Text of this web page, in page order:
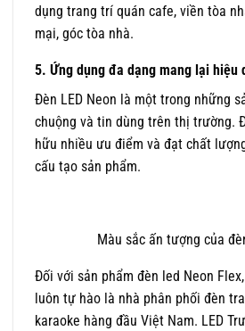
dụng trang trí quán cafe, viền tòa
mại, góc tòa nhà.
5. Ứng dụng đa dạng mang lại hiệu
Đèn LED Neon là một trong những
chuộng và tin dùng trên thị trường.
hữu nhiều ưu điểm và đạt chất
cấu tạo sản phẩm.
Màu sắc ấn tượng của
Đối với sản phẩm đèn led Neon
luôn tự hào là nhà phân phối đèn
karaoke hàng đầu Việt Nam. LED